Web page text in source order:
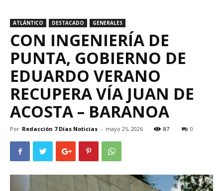
ATLÁNTICO DESTACADO GENERALES
CON INGENIERÍA DE
PUNTA, GOBIERNO DE
EDUARDO VERANO
RECUPERA VÍA JUAN DE
ACOSTA – BARANOA
Por Redacción 7 Días Noticias - mayo 25, 2026 87 0